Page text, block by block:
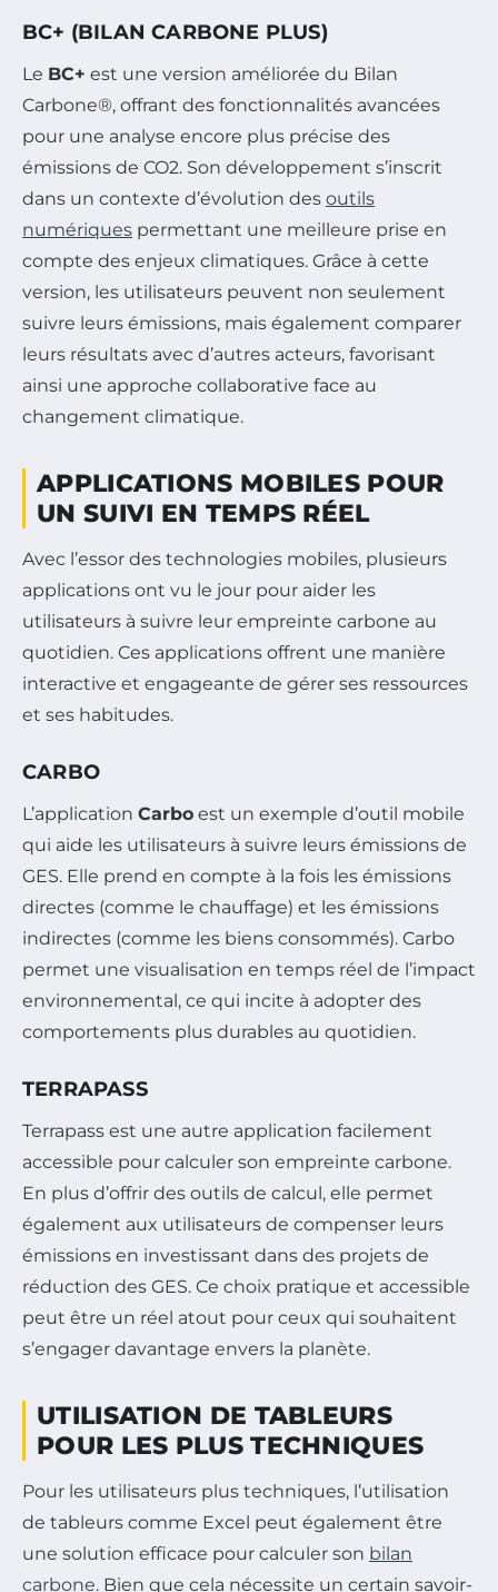
BC+ (BILAN CARBONE PLUS)
Le BC+ est une version améliorée du Bilan
Carbone®, offrant des fonctionnalités avancées
pour une analyse encore plus précise des
émissions de CO2. Son développement s’inscrit
dans un contexte d’évolution des outils
numériques permettant une meilleure prise en
compte des enjeux climatiques. Grâce à cette
version, les utilisateurs peuvent non seulement
suivre leurs émissions, mais également comparer
leurs résultats avec d’autres acteurs, favorisant
ainsi une approche collaborative face au
changement climatique.
APPLICATIONS MOBILES POUR
UN SUIVI EN TEMPS RÉEL
Avec l’essor des technologies mobiles, plusieurs
applications ont vu le jour pour aider les
utilisateurs à suivre leur empreinte carbone au
quotidien. Ces applications offrent une manière
interactive et engageante de gérer ses ressources
et ses habitudes.
CARBO
L’application Carbo est un exemple d’outil mobile
qui aide les utilisateurs à suivre leurs émissions de
GES. Elle prend en compte à la fois les émissions
directes (comme le chauffage) et les émissions
indirectes (comme les biens consommés). Carbo
permet une visualisation en temps réel de l’impact
environnemental, ce qui incite à adopter des
comportements plus durables au quotidien.
TERRAPASS
Terrapass est une autre application facilement
accessible pour calculer son empreinte carbone.
En plus d’offrir des outils de calcul, elle permet
également aux utilisateurs de compenser leurs
émissions en investissant dans des projets de
réduction des GES. Ce choix pratique et accessible
peut être un réel atout pour ceux qui souhaitent
s’engager davantage envers la planète.
UTILISATION DE TABLEURS
POUR LES PLUS TECHNIQUES
Pour les utilisateurs plus techniques, l’utilisation
de tableurs comme Excel peut également être
une solution efficace pour calculer son bilan
carbone. Bien que cela nécessite un certain savoir-